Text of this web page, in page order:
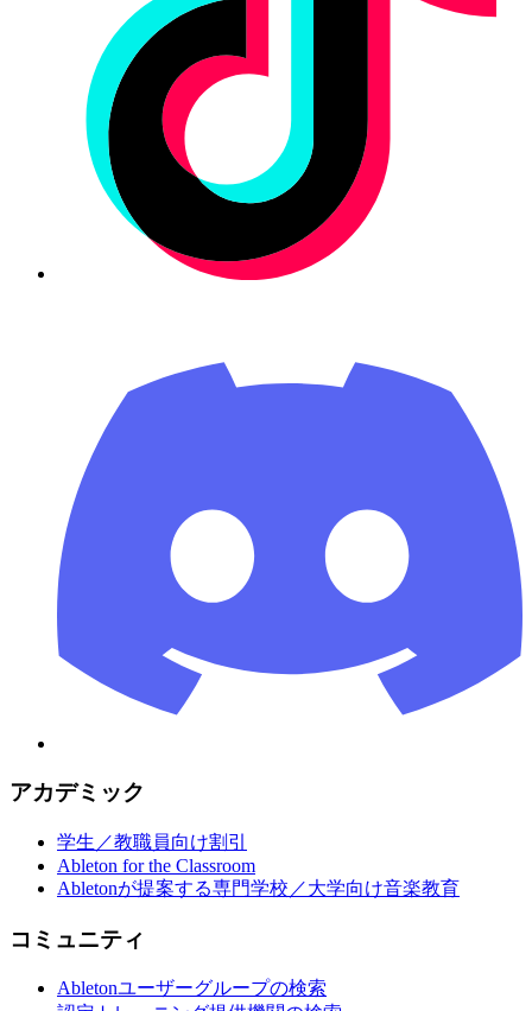
アカデミック
学生／教職員向け割引
Ableton for the Classroom
Abletonが提案する専門学校／大学向け音楽教育
コミュニティ
Abletonユーザーグループの検索